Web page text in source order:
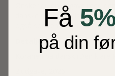
Ønsker du en udgave med
danske oversættelse side
også som en eksklusiv
Detaljer
Koranen på dansk (Den klare
Få
på din